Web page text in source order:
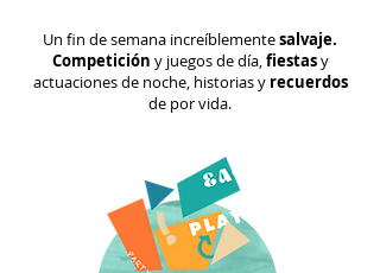
Un fin de semana increíblementesalvaje.
Competición y juegos de día,fiestasy
actuaciones de noche, historias y recuerdos
de por vida.